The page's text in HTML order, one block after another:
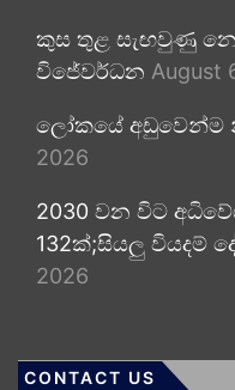
කුස තුළ සැඟවුණු
විජේවර්ධන August
ලෝකයේ අඩුවෙන්ම
2026
2030 වන විට
132ක්;සියලු වියදම්
2026
CONTACT US